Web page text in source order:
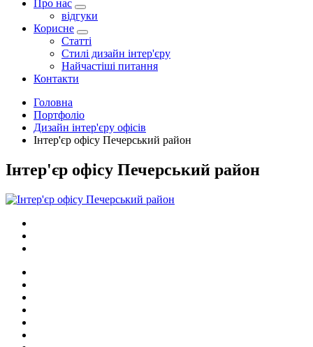
Про нас
відгуки
Корисне
Статті
Cтилі дизайн інтер'єру
Найчастіші питання
Контакти
Головна
Портфоліо
Дизайн інтер'єру офісів
Інтер'єр офісу Печерський район
Інтер'єр офісу Печерський район